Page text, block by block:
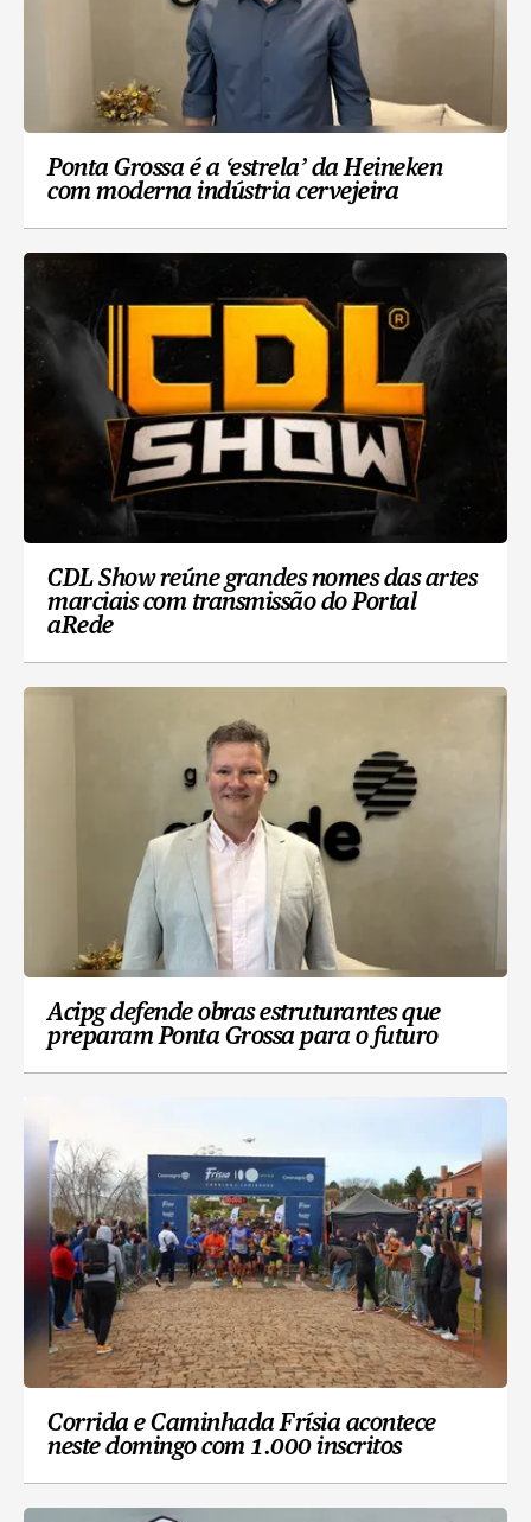
Ponta Grossa é a ‘estrela’ da Heineken
com moderna indústria cervejeira
CDL Show reúne grandes nomes das artes
marciais com transmissão do Portal
aRede
Acipg defende obras estruturantes que
preparam Ponta Grossa para o futuro
Corrida e Caminhada Frísia acontece
neste domingo com 1.000 inscritos